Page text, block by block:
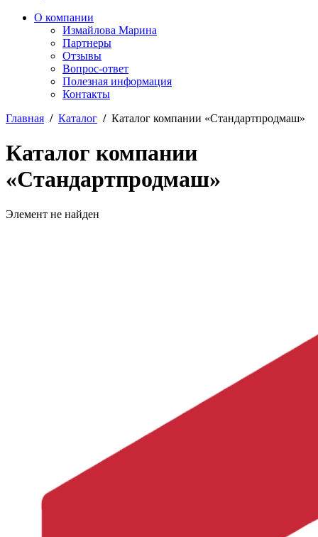
О компании
Измайлова Марина
Партнеры
Отзывы
Вопрос-ответ
Полезная информация
Контакты
Главная / Каталог / Каталог компании «Стандартпродмаш»
Каталог компании
«Стандартпродмаш»
Элемент не найден